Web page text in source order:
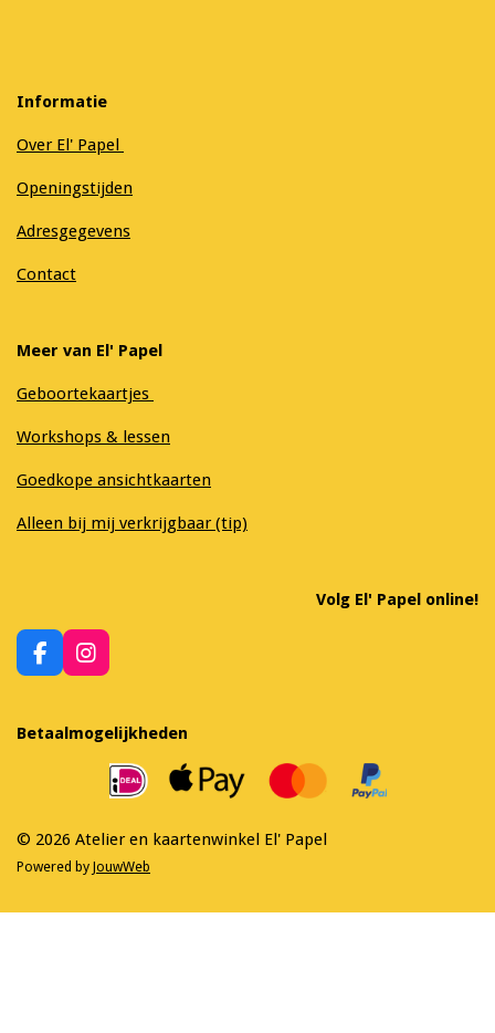
Informatie
Over El' Papel
Openingstijden
Adresgegevens
Contact
Meer van El' Papel
Geboortekaartjes
Workshops & lessen
Goedkope ansichtkaarten
Alleen bij mij verkrijgbaar (tip)
Volg El' Papel online!
F
a
e
b
I
n
a
m
Betaalmogelijkheden
© 2026 Atelier en kaartenwinkel El' Papel
Powered by JouwWeb